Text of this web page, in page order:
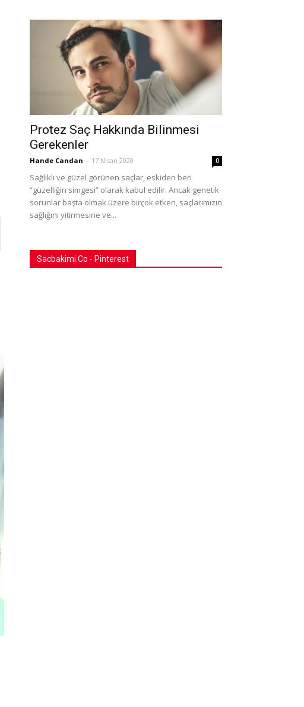
Protez Saç Hakkında Bilinmesi
Gerekenler
Hande Candan - 17 Nisan 2020 0
Sağlıklı ve güzel görünen saçlar, eskiden beri
“güzelliğin simgesi” olarak kabul edilir. Ancak genetik
sorunlar başta olmak üzere birçok etken, saçlarımızın
sağlığını yitirmesine ve...
Sacbakimi.Co - Pinterest